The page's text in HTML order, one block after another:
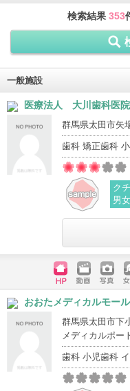
検索結果 353
一般施設
医療法人 大川歯科医院
群馬県太田市矢
歯科 矯正歯科
ク
男
ホームペ
ージ
動画 写真
おおたメディカルモー
群馬県太田市下
メディカルポー
歯科 小児歯科